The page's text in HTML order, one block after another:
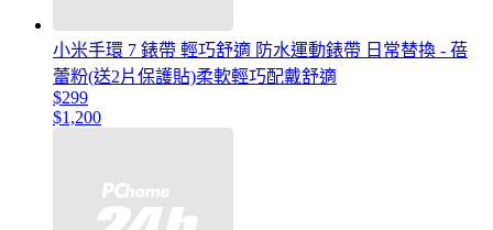
小米手環 7 錶帶 輕巧舒適 防水運動錶帶 日常替換 - 蓓
蕾粉(送2片保護貼)柔軟輕巧配戴舒適
$299
$1,200